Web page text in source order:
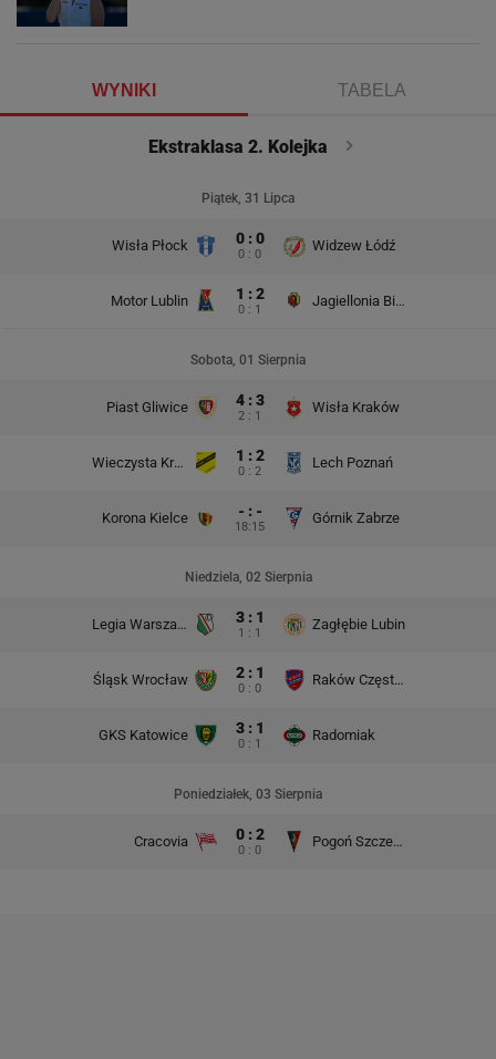
WYNIKI TABELA
Ekstraklasa 2. Kolejka
Piątek, 31 Lipca
Wisła Płock 0 : 0
0 : 0
Widzew Łódź
Motor Lublin 1 : 2
0 : 1
Jagiellonia Białystok
Sobota, 01 Sierpnia
Piast Gliwice 4 : 3
2 : 1
Wisła Kraków
Wieczysta Kraków 1 : 2
0 : 2
Lech Poznań
Korona Kielce - : -
18:15
Górnik Zabrze
Niedziela, 02 Sierpnia
Legia Warszawa 3 : 1
1 : 1
Zagłębie Lubin
Śląsk Wrocław 2 : 1
0 : 0
Raków Częstochowa
GKS Katowice 3 : 1
0 : 1
Radomiak
Poniedziałek, 03 Sierpnia
Cracovia 0 : 2
0 : 0
Pogoń Szczecin